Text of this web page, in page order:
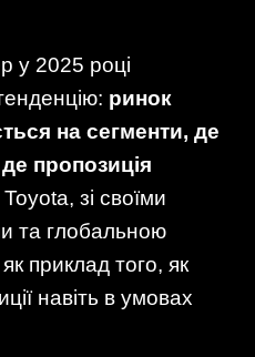
у 2025 році
ринок
на сегменти, де
пропозиція
Toyota, зі своїми
та глобальною
приклад того, як
навіть в умовах